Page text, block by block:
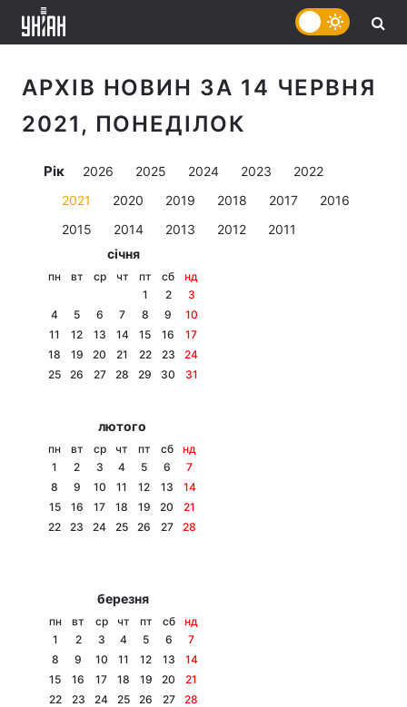
АРХІВ НОВИН ЗА 14 ЧЕРВНЯ
2021, ПОНЕДІЛОК
Рік 2026 2025 2024 2023
2022
2021
2020 2019 2018 2017
2016
2015
2014 2013 2012
2011
січня
пн вт ср чт пт сб
нд
1
2
3
4
5 6 7 8 9
10
11
12 13 14 15 16
17
18
19 20 21 22 23
24
25
26 27 28 29 30 31
лютого
пн вт ср чт пт сб
нд
1
2 3 4 5 6
7
8
9 10 11 12 13
14
15
16 17 18 19 20
21
22
23 24 25 26 27 28
березня
пн вт ср чт пт сб
нд
1
2 3 4 5 6
7
8
9 10 11 12 13
14
15
16 17 18 19 20
21
22
23 24 25 26 27
28